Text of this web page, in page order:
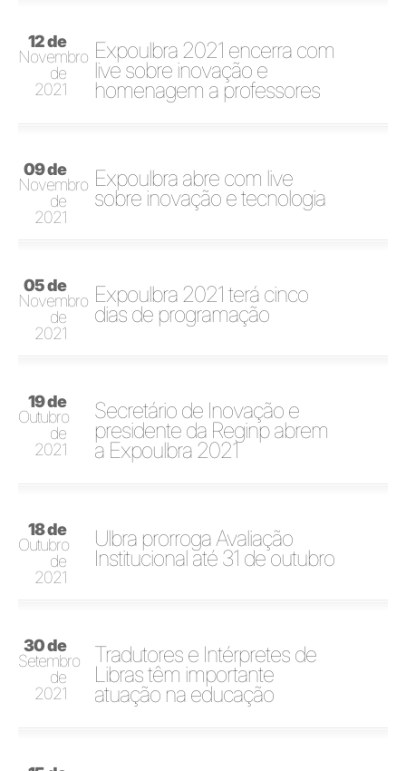
12 de
Novembro
de
2021
Expoulbra 2021 encerra com
live sobre inovação e
homenagem a professores
09 de
Novembro
de
2021
Expoulbra abre com live
sobre inovação e tecnologia
05 de
Novembro
de
2021
Expoulbra 2021 terá cinco
dias de programação
19 de
Outubro
de
2021
Secretário de Inovação e
presidente da Reginp abrem
a Expoulbra 2021
18 de
Outubro
de
2021
Ulbra prorroga Avaliação
Institucional até 31 de outubro
30 de
Setembro
de
2021
Tradutores e Intérpretes de
Libras têm importante
atuação na educação